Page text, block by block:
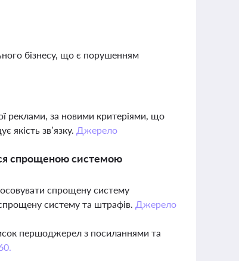
бізнесу, що є порушенням
реклами, за новими критеріями, що
якість зв’язку. Джерело
спрощеною системою
спрощену систему
систему та штрафів. Джерело
першоджерел з посиланнями та